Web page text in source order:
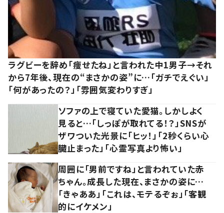
ラグビーを辞め「痩せたね」と言われた中1男子→それ
から7年後、現在の“まさかの姿”に…「ガチでえぐい」
「何があったの？」「雰囲気変わりすぎ」
ソファの上で寝ていた愛猫。しかしよく
見ると…「しっぽが取れてる！？」SNSが
ザワついた光景に「ヒッ！」「2秒くらい心
臓止まった」「心霊写真より怖い」
周囲に「男前ですね」と言われていた赤
ちゃん。成長した現在、まさかの姿に…
「きゃああ」「これは、モテるぞぉ」「客観
的にイケメン」